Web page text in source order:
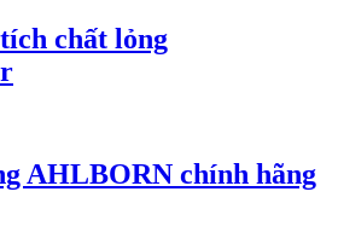
chất lỏng
AHLBORN chính hãng